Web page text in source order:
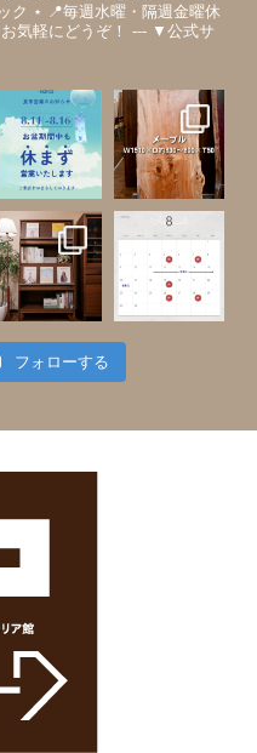
ク ⋆ 📍毎週水曜・隔週金曜休
気軽にどうぞ！
--- ▼公式サ
フォローする